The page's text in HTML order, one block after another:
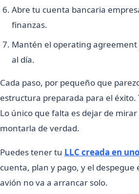
Abre tu cuenta bancaria
finanzas.
Mantén el operating agreement
al día.
Cada paso, por pequeño que
estructura preparada para el éxito.
Lo único que falta es dejar de
montarla de verdad.
Puedes tener tu LLC creada en
cuenta, plan y pago, y el despegue
avión no va a arrancar solo.